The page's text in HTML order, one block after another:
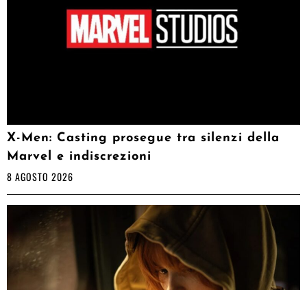
X-Men: Casting prosegue tra silenzi della
Marvel e indiscrezioni
8 AGOSTO 2026